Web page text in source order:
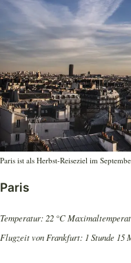
Paris ist als Herbst-Reiseziel im
Paris
Temperatur: 22 °C
Flugzeit von Frankfurt: 1 Stunde 15